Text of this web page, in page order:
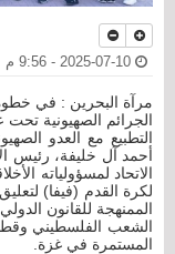
مرآة البحرين : في
الجرائم الصهيونية تحت
التطبيع مع العدو
أحمد آل خليفة، رئيس
الاتحاد لمسؤولياته
لكرة القدم (فيفا)
الممنهجة للقانون
الشعب الفلسطيني
المستمرة في غزة.